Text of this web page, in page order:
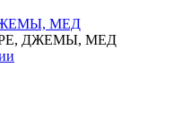
МЕД
ДЖЕМЫ, МЕД